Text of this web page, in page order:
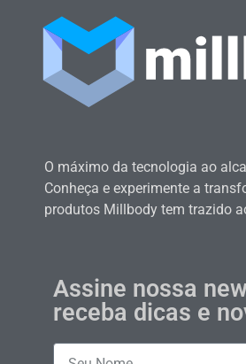
O máximo da tecnologia ao
Conheça e experimente a
produtos Millbody tem trazido
Assine nossa
receba dicas e